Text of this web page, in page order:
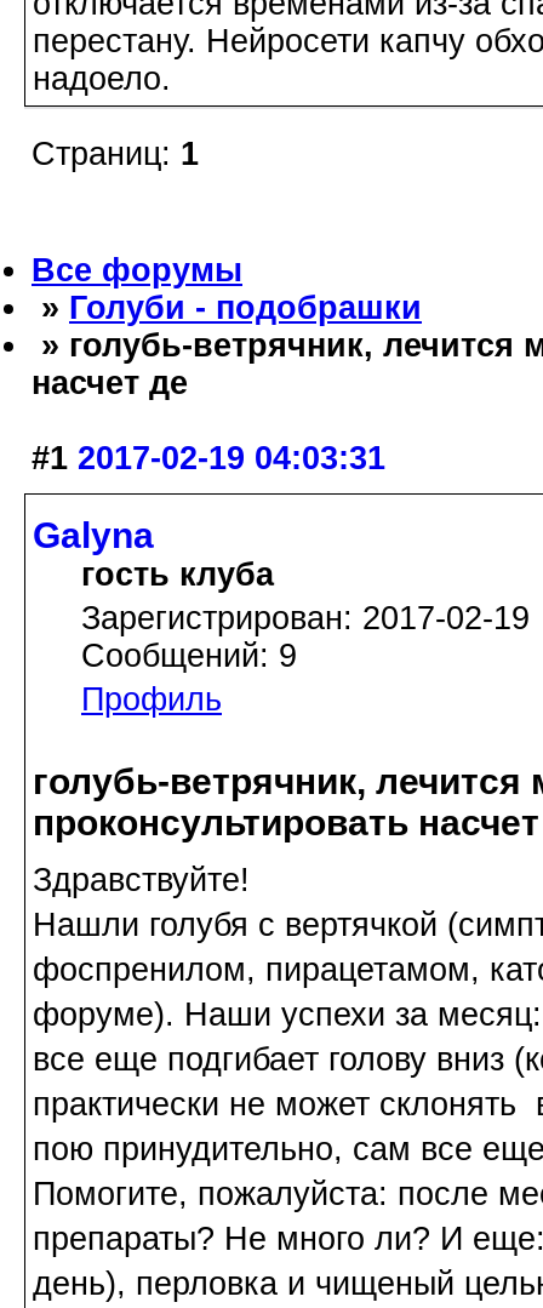
перестану. Нейросети капчу
надоело.
Страниц: 1
Все форумы
» Голуби - подобрашки
» голубь-ветрячник, лечится
насчет де
#1 2017-02-19 04:03:31
Galyna
гость клуба
Зарегистрирован: 2017-02-19
Сообщений: 9
Профиль
голубь-ветрячник,
проконсультировать
Здравствуйте!
Нашли голубя с вертячкой
фоспренилом, пирацетамом,
форуме). Наши успехи за месяц:
все еще подгибает голову вниз
практически не может
пою принудительно, сам все
Помогите, пожалуйста: после
препараты? Не много ли? И
день), перловка и чищеный